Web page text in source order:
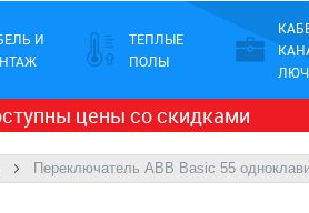
И
ТЕПЛЫЕ
ПОЛЫ
цены со скидками
Переключатель ABB Basic 55